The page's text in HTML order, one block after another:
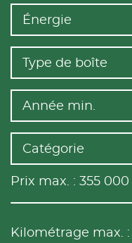
Énergie
Type de boîte
Année min.
Catégorie
Prix max. : 355 000
Kilométrage max. :